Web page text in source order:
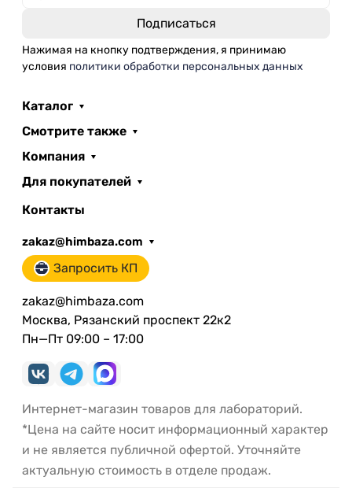
Нажимая на кнопку подтверждения, я принимаю
условия политики обработки персональных данных
Каталог
Смотрите также
Компания
Для покупателей
Контакты
zakaz@himbaza.com
Запросить КП
zakaz@himbaza.com
Москва, Рязанский проспект 22к2
Пн—Пт 09:00 – 17:00
Интернет-магазин товаров для лабораторий.
*Цена на сайте носит информационный характер
и не является публичной офертой. Уточняйте
актуальную стоимость в отделе продаж.